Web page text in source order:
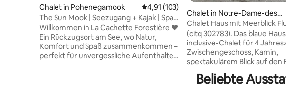
Chalet in Pohenegamook Durchschnittliche Bewertung: 4,91 von 5,
4,91 (103)
The Sun Mook | Seezugang + Kajak | Spa |
8 Pools
Willkommen in La Cachette Forestière ♥
Ein Rückzugsort am See, wo Natur,
Komfort und Spaß zusammenkommen –
perfekt für unvergessliche Aufenthalte
Chalet in Notre-Dame-des-
Neiges
Chalet Haus mit Meerblick
Pistoles
(citq 302783). Das blaue
inclusive-Chalet für 4
Zwischengeschoss, Kamin,
spektakulärem Blick auf den
Sonnenuntergänge des Bas-
Beliebte